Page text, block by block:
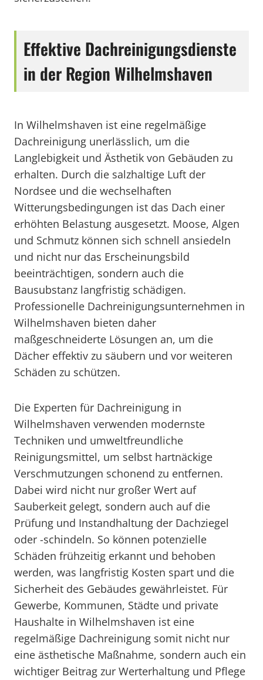
Effektive Dachreinigungsdienste
in der Region Wilhelmshaven
In Wilhelmshaven ist eine regelmäßige
Dachreinigung unerlässlich, um die
Langlebigkeit und Ästhetik von Gebäuden zu
erhalten. Durch die salzhaltige Luft der
Nordsee und die wechselhaften
Witterungsbedingungen ist das Dach einer
erhöhten Belastung ausgesetzt. Moose, Algen
und Schmutz können sich schnell ansiedeln
und nicht nur das Erscheinungsbild
beeinträchtigen, sondern auch die
Bausubstanz langfristig schädigen.
Professionelle Dachreinigungsunternehmen in
Wilhelmshaven bieten daher
maßgeschneiderte Lösungen an, um die
Dächer effektiv zu säubern und vor weiteren
Schäden zu schützen.
Die Experten für Dachreinigung in
Wilhelmshaven verwenden modernste
Techniken und umweltfreundliche
Reinigungsmittel, um selbst hartnäckige
Verschmutzungen schonend zu entfernen.
Dabei wird nicht nur großer Wert auf
Sauberkeit gelegt, sondern auch auf die
Prüfung und Instandhaltung der Dachziegel
oder -schindeln. So können potenzielle
Schäden frühzeitig erkannt und behoben
werden, was langfristig Kosten spart und die
Sicherheit des Gebäudes gewährleistet. Für
Gewerbe, Kommunen, Städte und private
Haushalte in Wilhelmshaven ist eine
regelmäßige Dachreinigung somit nicht nur
eine ästhetische Maßnahme, sondern auch ein
wichtiger Beitrag zur Werterhaltung und Pflege